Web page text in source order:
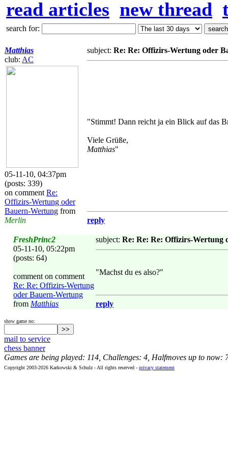
read articles new thread
search for:
Matthias
club: AC
05-11-10, 04:37pm
(posts: 339)
on comment Re:
Offizirs-Wertung oder
Bauern-Wertung from
Merlin
subject: Re: Re: Offizirs-Wertung oder
"Stimmt! Dann reicht ja ein Blick auf das
Viele Grüße,
Matthias"
reply
FreshPrinc2
05-11-10, 05:22pm
(posts: 64)
comment on comment
Re: Re: Offizirs-Wertung
oder Bauern-Wertung
from Matthias
subject: Re: Re: Re: Offizirs-Wertung
"Machst du es also?"
reply
show game no:
mail to service
chess banner
Games are being played: 114, Challenges: 4, Halfmoves up to now:
Copyright 2003-2026 Karkowski & Schulz - All rights reserved - privacy statement